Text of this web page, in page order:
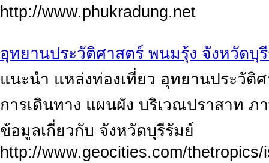
http://www.phukradung.net
อุทยานประวัติศาสตร์ พนมรุ้ง จังหวัดบุ
แนะนำ แหล่งท่องเที่ยว อุทยานประวัติ
การเดินทาง แผนผัง บริเวณปราสาท ภ
ข้อมูลเกี่ยวกับ จังหวัดบุรีรัมย์
http://www.geocities.com/thetropics/